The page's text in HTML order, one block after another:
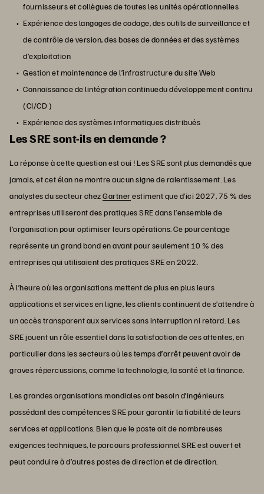
fournisseurs et collègues de toutes les unités opérationnelles
Expérience des langages de codage, des outils de surveillance et
de contrôle de version, des bases de données et des systèmes
d’exploitation
Gestion et maintenance de l’infrastructure du site Web
Connaissance de lintégration continuedu développement continu
(CI/CD )
Expérience des systèmes informatiques distribués
Les SRE sont-ils en demande ?
La réponse à cette question est oui ! Les SRE sont plus demandés que
jamais, et cet élan ne montre aucun signe de ralentissement. Les
analystes du secteur chezGartnerestiment que d’ici 2027, 75 % des
entreprises utiliseront des pratiques SRE dans l’ensemble de
l’organisation pour optimiser leurs opérations. Ce pourcentage
représente un grand bond en avant pour seulement 10 % des
entreprises qui utilisaient des pratiques SRE en 2022.
À l’heure où les organisations mettent de plus en plus leurs
applications et services en ligne, les clients continuent de s’attendre à
un accès transparent aux services sans interruption ni retard. Les
SRE jouent un rôle essentiel dans la satisfaction de ces attentes, en
particulier dans les secteurs où les temps d’arrêt peuvent avoir de
graves répercussions, comme la technologie, la santé et la finance.
Les grandes organisations mondiales ont besoin d’ingénieurs
possédant des compétences SRE pour garantir la fiabilité de leurs
services et applications. Bien que le poste ait de nombreuses
exigences techniques, le parcours professionnel SRE est ouvert et
peut conduire à d’autres postes de direction et de direction.